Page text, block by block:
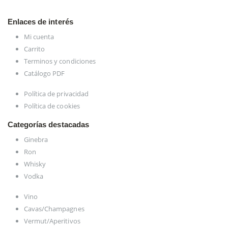
Enlaces de interés
Mi cuenta
Carrito
Terminos y condiciones
Catálogo PDF
Política de privacidad
Política de cookies
Categorías destacadas
Ginebra
Ron
Whisky
Vodka
Vino
Cavas/Champagnes
Vermut/Aperitivos